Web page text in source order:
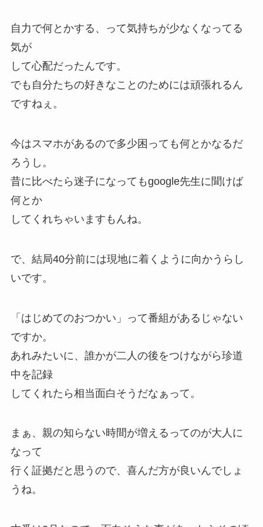
自力で何とかする、って気持ちが少なくなってる
気が
して心配だったんです。
でも自分たちの好きなことのためには頑張れるん
ですねぇ。
今はスマホがあるので多少困っても何とかなるだ
ろうし。
昔に比べたら迷子になってもgoogle先生に聞けば
何とか
してくれちゃいますもんね。
で、結局40分前には現地に着くように向かうらし
いです。
「はじめてのおつかい」って番組があるじゃない
ですか。
あれみたいに、誰かが二人の後をつけながら珍道
中を記録
してくれたら相当面白そうだなぁって。
まぁ、親の知らない時間が増えるってのが大人に
なって
行く証拠だと思うので、喜んだ方が良いんでしょ
うね。